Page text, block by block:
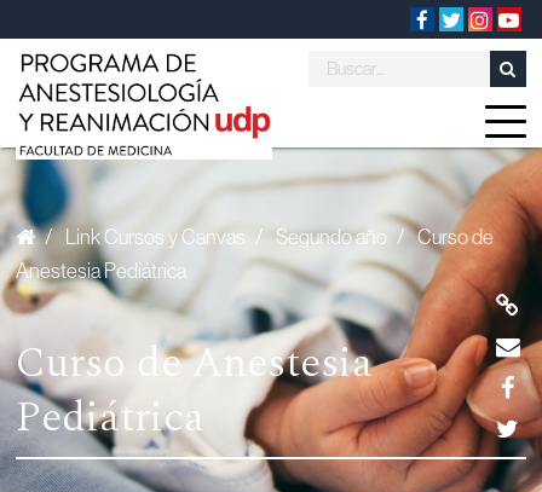
/ Link Cursos y Canvas / Segundo año / Curso de
Anestesia Pediátrica
Curso de Anestesia
Pediátrica